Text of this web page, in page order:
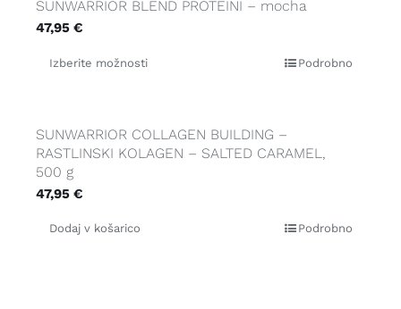
SUNWARRIOR BLEND PROTEINI – mocha
47,95 €
Izberite možnosti Podrobno
SUNWARRIOR COLLAGEN BUILDING –
RASTLINSKI KOLAGEN – SALTED CARAMEL,
500 g
47,95 €
Dodaj v košarico Podrobno